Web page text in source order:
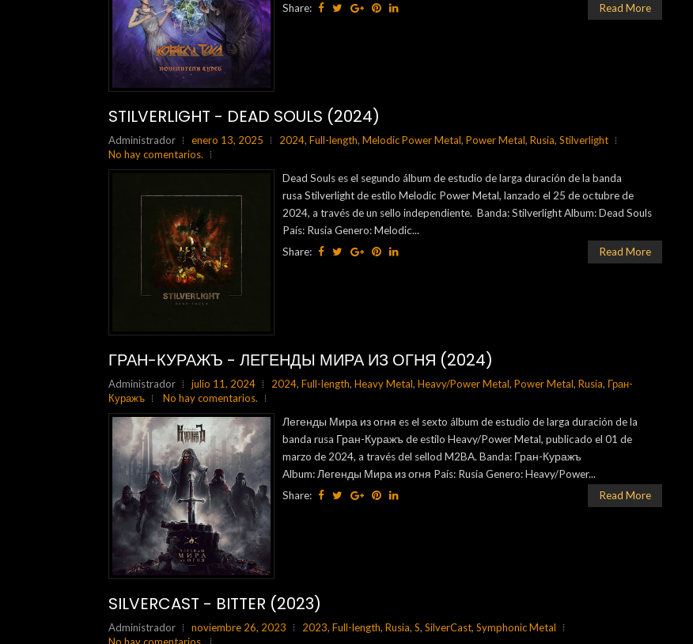
Share:
Read More
STILVERLIGHT - DEAD SOULS (2024)
Administrador enero 13, 2025 2024, Full-length, Melodic Power Metal, Power Metal, Rusia, Stilverlight
No hay comentarios.
Dead Souls es el segundo álbum de estudio de larga duración de la banda
rusa Stilverlight de estilo Melodic Power Metal, lanzado el 25 de octubre de
2024, a través de un sello independiente. Banda: Stilverlight Album: Dead Souls
País: Rusia Genero: Melodic...
Share:
Read More
ГРАН-КУРАЖЪ - ЛЕГЕНДЫ МИРА ИЗ ОГНЯ (2024)
Administrador julio 11, 2024 2024, Full-length, Heavy Metal, Heavy/Power Metal, Power Metal, Rusia, Гран-
Куражъ
No hay comentarios.
Легенды Мира из огня es el sexto álbum de estudio de larga duración de la
banda rusa Гран-Куражъ de estilo Heavy/Power Metal, publicado el 01 de
marzo de 2024, a través del sellod M2BA. Banda: Гран-Куражъ
Album: Легенды Мира из огня País: Rusia Genero: Heavy/Power...
Share:
Read More
SILVERCAST - BITTER (2023)
Administrador noviembre 26, 2023 2023, Full-length, Rusia, S, SilverCast, Symphonic Metal